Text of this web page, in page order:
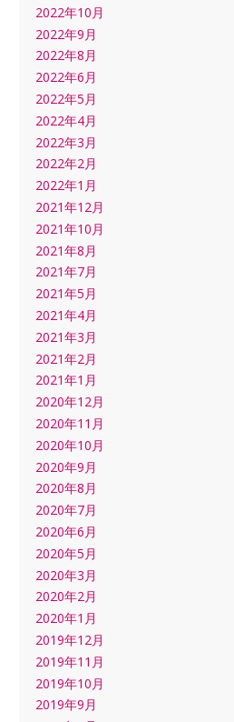
2022年10月
2022年9月
2022年8月
2022年6月
2022年5月
2022年4月
2022年3月
2022年2月
2022年1月
2021年12月
2021年10月
2021年8月
2021年7月
2021年5月
2021年4月
2021年3月
2021年2月
2021年1月
2020年12月
2020年11月
2020年10月
2020年9月
2020年8月
2020年7月
2020年6月
2020年5月
2020年3月
2020年2月
2020年1月
2019年12月
2019年11月
2019年10月
2019年9月